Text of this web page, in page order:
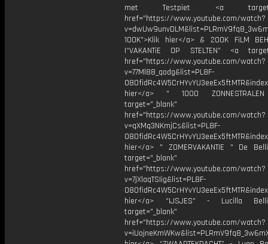
met Testpiet <a
href="https://www.youtube.com/watch?
100K">Klik hier</a> & 200K FiLM
|“VAKANTiE OP STELTEN” <a
href="https://www.youtube.com/watch?
v=77Ml88_qodg&list=PL8F-
hier</a> " 1000
target="_blank"
href="https://www.youtube.com/watch?
v=qXMq3NKmjCs&list=PL8F-
hier</a> " ZOMERVAKANTIE " De
target="_blank"
href="https://www.youtube.com/watch?
v=7jXlaqTSIig&list=PL8F-
hier</a> “IJSJES" - Lucilla
target="_blank"
href="https://www.youtube.com/watch?